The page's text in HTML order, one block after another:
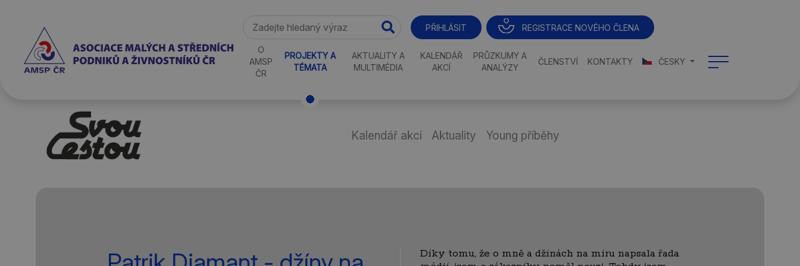
PŘIHLÁSIT REGISTRACE NOVÉHO ČLENA
O
AMSP
ČR
PROJEKTY A
TÉMATA
AKTUALITY A
MULTIMÉDIA
KALENDÁŘ
AKCÍ
PRŮZKUMY A
ANALÝZY
ČLENSTVÍ KONTAKTY ČESKY
Kalendář akcí Aktuality Young příběhy
Díky tomu, že o mně a džínách na míru napsala řada